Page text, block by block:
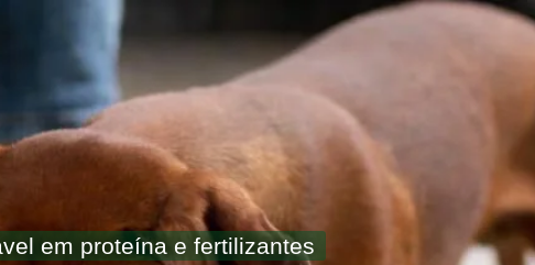
em proteína e fertilizantes